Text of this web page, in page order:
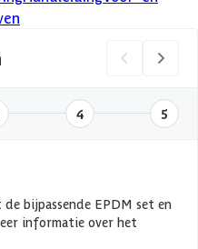
4 5
bijpassende EPDM set en
informatie over het